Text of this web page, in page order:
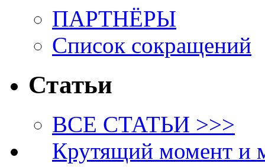
ПАРТНЁРЫ
Список сокращений
Статьи
ВСЕ СТАТЬИ >>>
Крутящий момент и